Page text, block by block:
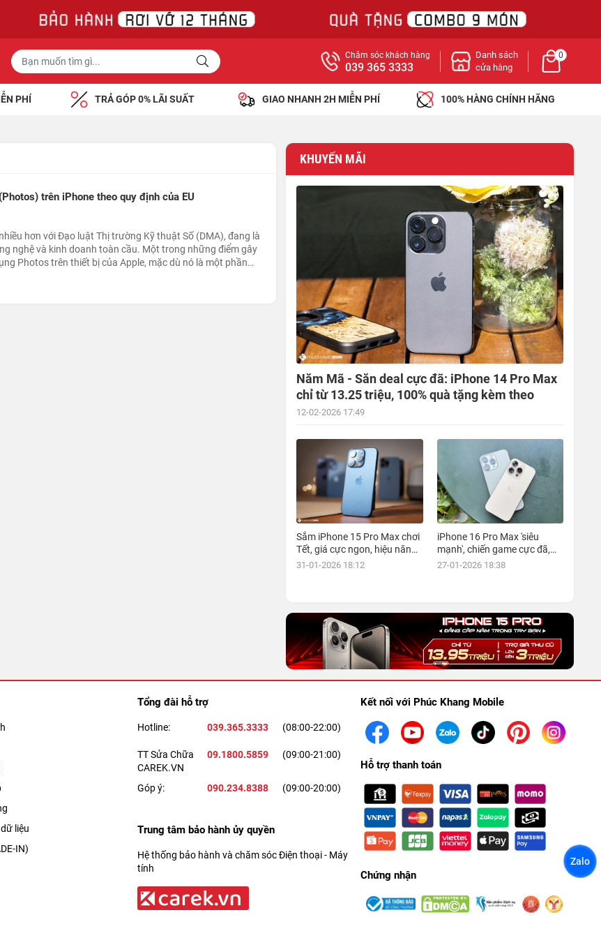
Chăm sóc khách hàng
039 365 3333
Danh sách
cửa hàng
0
PHÍ TRẢ GÓP 0% LÃI SUẤT GIAO NHANH 2H MIỄN PHÍ 100% HÀNG CHÍNH HÃNG
trên iPhone theo quy định của EU
hơn với Đạo luật Thị trường Kỹ thuật Số (DMA), đang là
nghệ và kinh doanh toàn cầu. Một trong những điểm gây
Photos trên thiết bị của Apple, mặc dù nó là một phần
KHUYẾN MÃI
Năm Mã - Săn deal cực đã: iPhone 14 Pro Max
chỉ từ 13.25 triệu, 100% quà tặng kèm theo
12-02-2026 17:49
Sắm iPhone 15 Pro Max chơi
Tết, giá cực ngon, hiệu năng
đỉnh, kèm nhiều ưu đãi, mua
31-01-2026 18:12
iPhone 16 Pro Max 'siêu
mạnh', chiến game cực đã,
giá siêu hợp lý, mua ngay!
27-01-2026 18:38
liệu
IN)
Tổng đài hỗ trợ
Hotline: 039.365.3333 (08:00-22:00)
TT Sửa Chữa
CAREK.VN
09.1800.5859 (09:00-21:00)
Góp ý: 090.234.8388 (09:00-20:00)
Trung tâm bảo hành ủy quyền
Hệ thống bảo hành và chăm sóc Điện thoại - Máy
tính
Kết nối với Phúc Khang Mobile
Hỗ trợ thanh toán
Chứng nhận
Zalo